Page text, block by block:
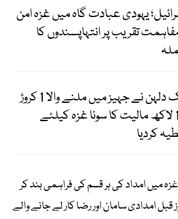
یہودی عبادت گاہ میں غزہ امن
تقریب پر انتہاپسندوں کا
ترک دلہن نے جہیز میں ملنے والا 1 کروڑ
12 لاکھ مالیت کا سونا غزہ کیلئے
کردیا
میں امداد کی ہر قسم کی فراہمی بند کر
امدادی سامان اور رضا کار لے جانے والے